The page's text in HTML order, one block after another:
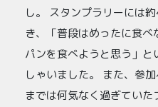
し。 スタンプラリーには
き、「普段はめったに食
パンを食べようと思う」
しゃいました。 また、参
までは何気なく過ぎてい